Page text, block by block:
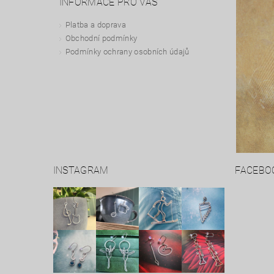
INFORMACE PRO VÁS
Platba a doprava
Obchodní podmínky
Podmínky ochrany osobních údajů
INSTAGRAM